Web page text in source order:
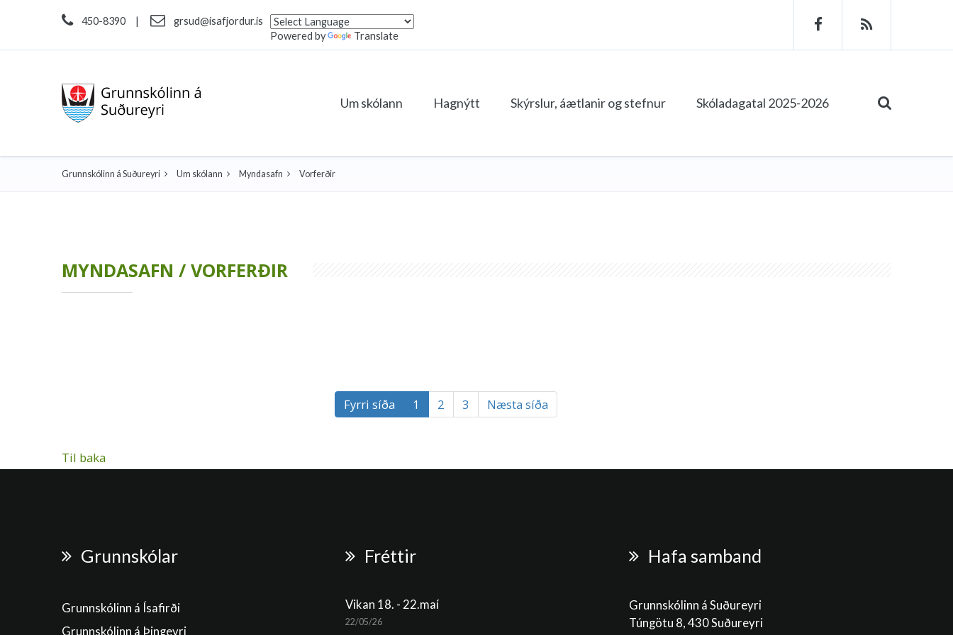
450-8390 |
grsud@isafjordur.is
Powered by
Translate
Um skólann Hagnýtt Skýrslur, áætlanir og stefnur Skóladagatal 2025-2026
Grunnskólinn á Suðureyri Um skólann Myndasafn Vorferðir
MYNDASAFN / VORFERÐIR
Fyrri síða 1 2 3 Næsta síða
Til baka
Grunnskólar
Grunnskólinn á Ísafirði
Grunnskólinn á Þingeyri
Fréttir
Vikan 18. - 22.maí
22/05/26
Hafa samband
Grunnskólinn á Suðureyri
Túngötu 8, 430 Suðureyri